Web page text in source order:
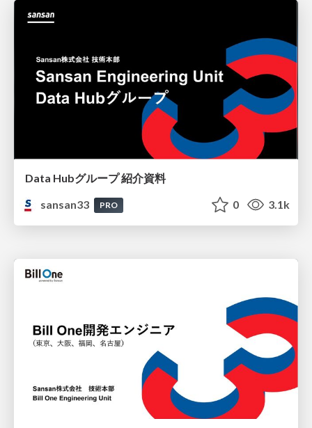
Data Hubグループ 紹介資料
sansan33
PRO 0 3.1k